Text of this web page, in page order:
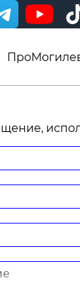
Видео ВБ